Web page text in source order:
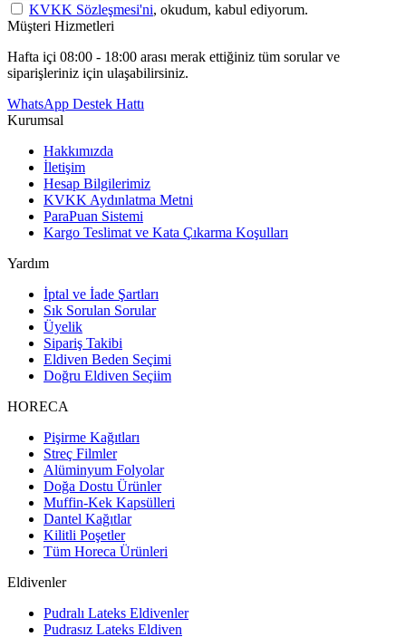
KVKK Sözleşmesi'ni, okudum, kabul ediyorum.
Müşteri Hizmetleri
Hafta içi 08:00 - 18:00 arası merak ettiğiniz tüm sorular ve
siparişleriniz için ulaşabilirsiniz.
WhatsApp Destek Hattı
Kurumsal
Hakkımızda
İletişim
Hesap Bilgilerimiz
KVKK Aydınlatma Metni
ParaPuan Sistemi
Kargo Teslimat ve Kata Çıkarma Koşulları
Yardım
İptal ve İade Şartları
Sık Sorulan Sorular
Üyelik
Sipariş Takibi
Eldiven Beden Seçimi
Doğru Eldiven Seçiim
HORECA
Pişirme Kağıtları
Streç Filmler
Alüminyum Folyolar
Doğa Dostu Ürünler
Muffin-Kek Kapsülleri
Dantel Kağıtlar
Kilitli Poşetler
Tüm Horeca Ürünleri
Eldivenler
Pudralı Lateks Eldivenler
Pudrasız Lateks Eldiven